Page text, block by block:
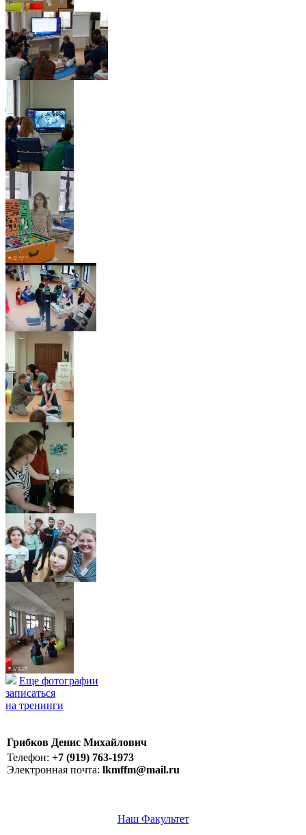
Еще фотографии
записаться
на тренинги
Грибков Денис Михайлович
Телефон: +7 (919) 763-1973
Электронная почта: lkmffm@mail.ru
Наш Факультет